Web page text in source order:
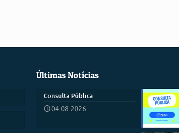
Últimas Notícias
Consulta Pública
04-08-2026